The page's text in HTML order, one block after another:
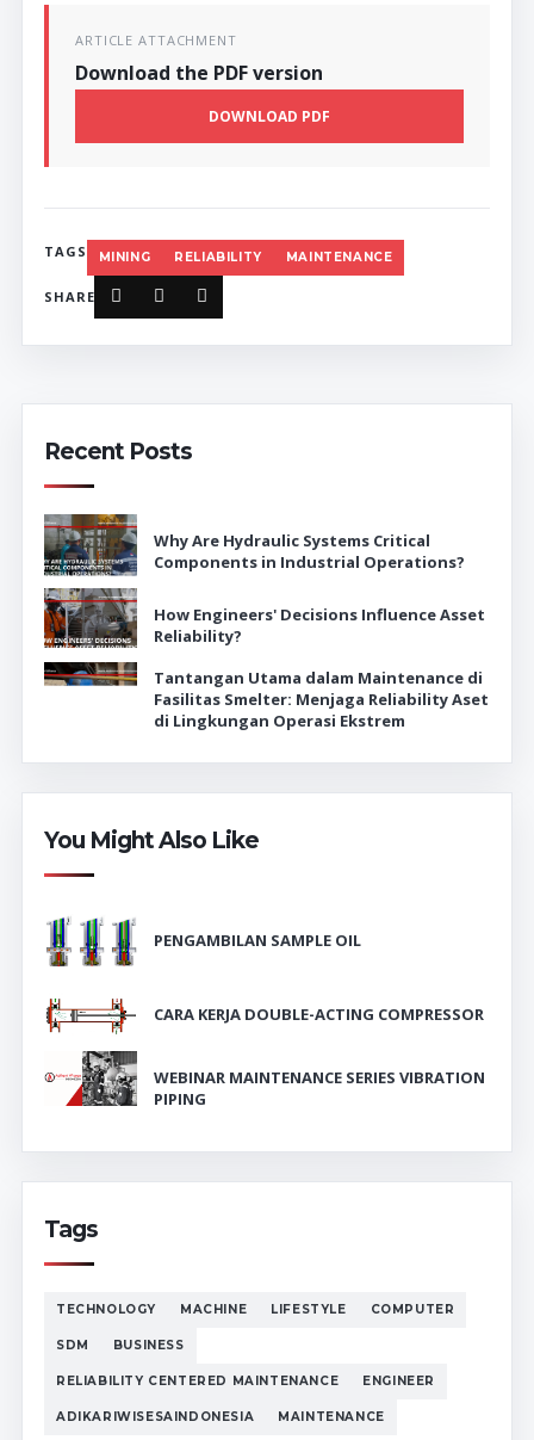
ARTICLE ATTACHMENT
Download the PDF version
DOWNLOAD PDF
TAGS MINING RELIABILITY MAINTENANCE
SHARE
Recent Posts
Why Are Hydraulic Systems Critical
Components in Industrial Operations?
How Engineers' Decisions Influence Asset
Reliability?
Tantangan Utama dalam Maintenance di
Fasilitas Smelter: Menjaga Reliability Aset
di Lingkungan Operasi Ekstrem
You Might Also Like
PENGAMBILAN SAMPLE OIL
CARA KERJA DOUBLE-ACTING COMPRESSOR
WEBINAR MAINTENANCE SERIES VIBRATION
PIPING
Tags
TECHNOLOGY MACHINE LIFESTYLE COMPUTER
SDM BUSINESS
RELIABILITY CENTERED MAINTENANCE ENGINEER
ADIKARIWISESAINDONESIA MAINTENANCE